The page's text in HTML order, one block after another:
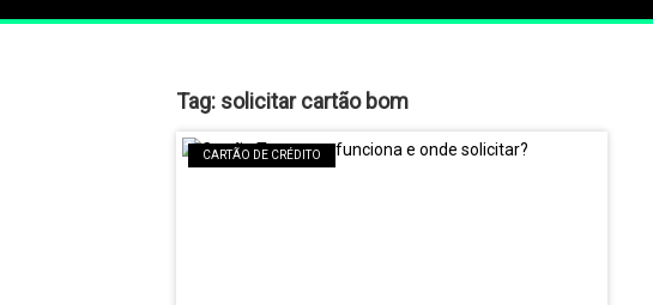
Tag: solicitar cartão bom
CARTÃO DE CRÉDITO